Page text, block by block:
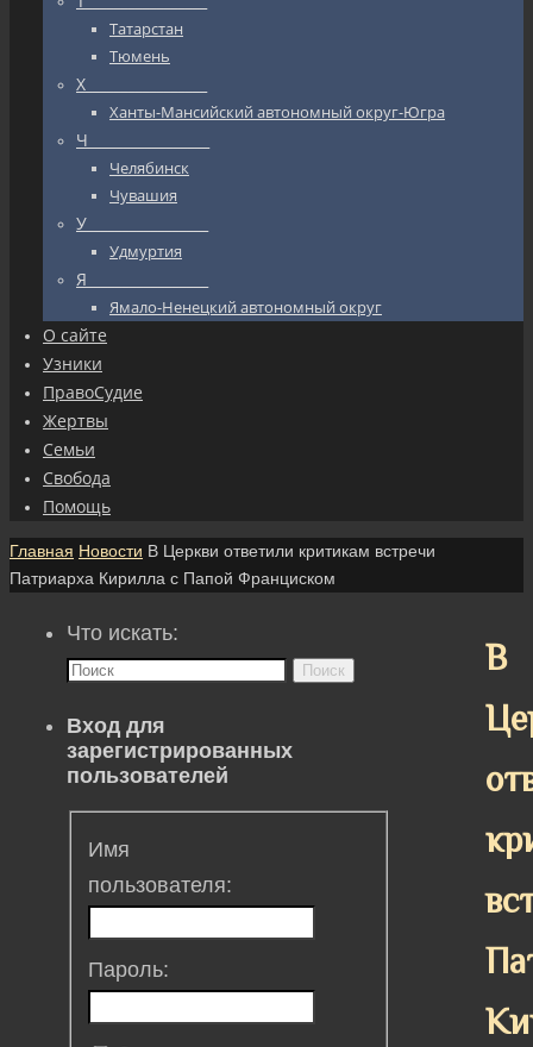
Татарстан
Тюмень
Х_________________
Ханты-Мансийский автономный округ-Югра
Ч_________________
Челябинск
Чувашия
У_________________
Удмуртия
Я_________________
Ямало-Ненецкий автономный округ
О сайте
Узники
ПравоСудие
Жертвы
Семьи
Свобода
Помощь
Главная Новости В Церкви ответили критикам встречи
Патриарха Кирилла с Папой Франциском
В
Что искать:
Поиск
Вход для
зарегистрированных
пользователей
Имя
пользователя:
Пароль: